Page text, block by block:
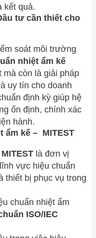
kết quả.
tư cần thiết cho
soát môi trường
nhiệt ẩm kế
mà còn là giải pháp
uy tín cho doanh
định kỳ giúp hệ
ổn định, chính xác
hành.
ẩm kế – MITEST
là đơn vị
vực hiệu chuẩn
thiết bị phục vụ trong
chuẩn nhiệt ẩm
ISO/IEC